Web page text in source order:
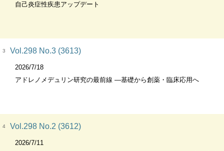
自己炎症性疾患アップデート
3 Vol.298 No.3 (3613)
2026/7/18
アドレノメデュリン研究の最前線 ―基礎から創薬・臨床応用へ
4 Vol.298 No.2 (3612)
2026/7/11